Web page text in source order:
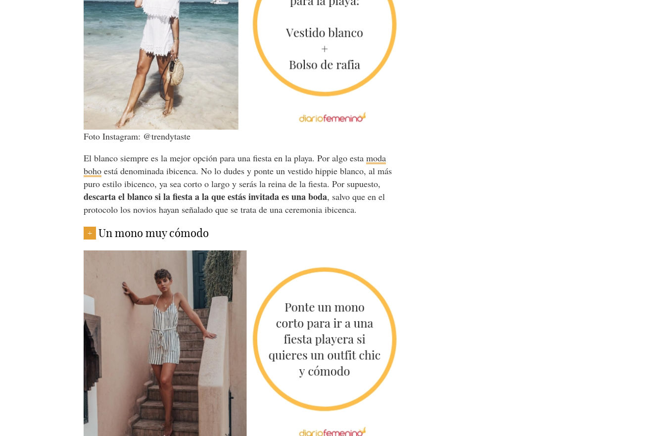
Foto Instagram: @trendytaste
El blanco siempre es la mejor opción para una fiesta en la playa. Por algo estamoda
boho está denominada ibicenca. No lo dudes y ponte un vestido hippie blanco, al más
puro estilo ibicenco, ya sea corto o largo y serás la reina de la fiesta. Por supuesto,
descarta el blanco si la fiesta a la que estás invitada es una boda, salvo que en el
protocolo los novios hayan señalado que se trata de una ceremonia ibicenca.
+ Un mono muy cómodo